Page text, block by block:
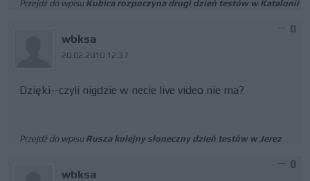
Przejdź do wpisu Kubica rozpoczyna drugi dzień testów w Katalonii
wbksa
20.02.2010 12:37
0
Dzięki--czyli nigdzie w necie live video nie ma?
Przejdź do wpisu Rusza kolejny słoneczny dzień testów w Jerez
wbksa
0